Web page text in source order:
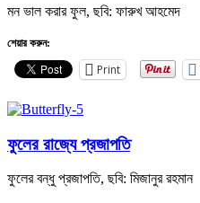
মন ভাল করার ফুল, ছবি: ফারুখ আহমেদ
শেয়ার করুন:
Print
ফুলের রাজ্যে প্রজাপতি
ফুলের বন্ধু প্রজাপতি, ছবি: মিজানুর রহমান